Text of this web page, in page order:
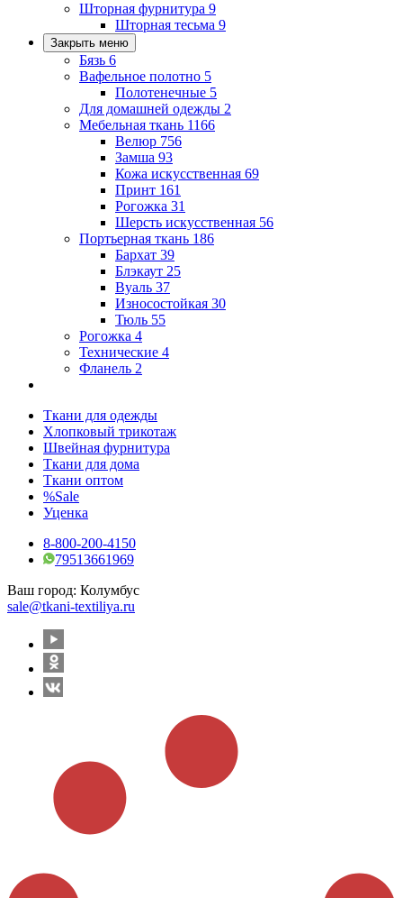
Шторная фурнитура 9
Шторная тесьма 9
Закрыть меню
Бязь 6
Вафельное полотно 5
Полотенечные 5
Для домашней одежды 2
Мебельная ткань 1166
Велюр 756
Замша 93
Кожа искусственная 69
Принт 161
Рогожка 31
Шерсть искусственная 56
Портьерная ткань 186
Бархат 39
Блэкаут 25
Вуаль 37
Износостойкая 30
Тюль 55
Рогожка 4
Технические 4
Фланель 2
Ткани для одежды
Хлопковый трикотаж
Швейная фурнитура
Ткани для дома
Ткани оптом
%Sale
Уценка
8-800-200-4150
79513661969
Ваш город: Колумбус
sale@tkani-textiliya.ru